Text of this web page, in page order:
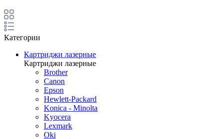
Категории
Картриджи лазерные
Картриджи лазерные
Brother
Canon
Epson
Hewlett-Packard
Konica - Minolta
Kyocera
Lexmark
Oki